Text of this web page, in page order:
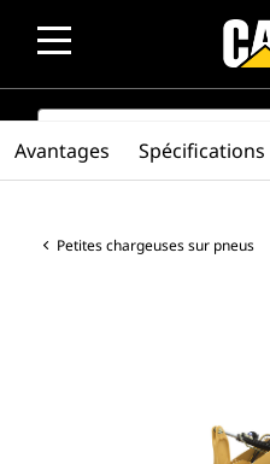
SEARCH
Petites chargeuses sur pneus
Avantages Spécifications